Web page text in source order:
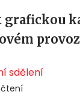
grafickou
sdělení